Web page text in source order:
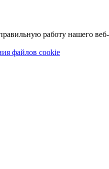
работу нашего веб-
файлов cookie